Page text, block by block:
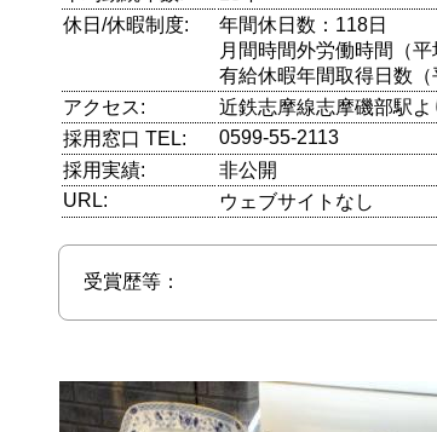
休日/休暇制度:
年間休日数：118日
月間時間外労働時間（
有給休暇年間取得日数（
アクセス:
近鉄志摩線志摩磯部駅よ
採用窓口 TEL:
0599-55-2113
採用実績:
非公開
URL:
ウェブサイトなし
受賞歴等：